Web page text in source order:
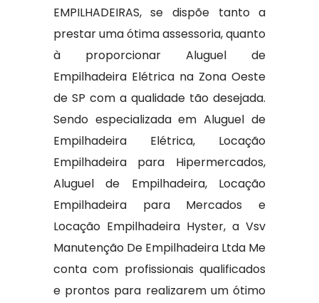
EMPILHADEIRAS, se dispõe tanto a
prestar uma ótima assessoria, quanto
à proporcionar Aluguel de
Empilhadeira Elétrica na Zona Oeste
de SP com a qualidade tão desejada.
Sendo especializada em Aluguel de
Empilhadeira Elétrica, Locação
Empilhadeira para Hipermercados,
Aluguel de Empilhadeira, Locação
Empilhadeira para Mercados e
Locação Empilhadeira Hyster, a Vsv
Manutenção De Empilhadeira Ltda Me
conta com profissionais qualificados
e prontos para realizarem um ótimo